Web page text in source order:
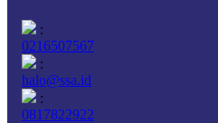
:
0216507567
:
halo@ssa.id
:
0817822922